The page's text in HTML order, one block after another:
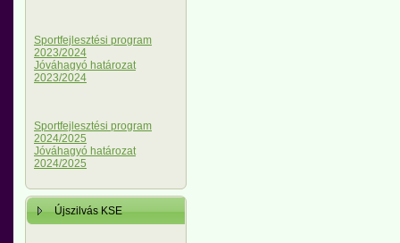
Sportfejlesztési program
2023/2024
Jóváhagyó határozat
2023/2024
Sportfejlesztési program
2024/2025
Jóváhagyó határozat
2024/2025
Újszilvás KSE